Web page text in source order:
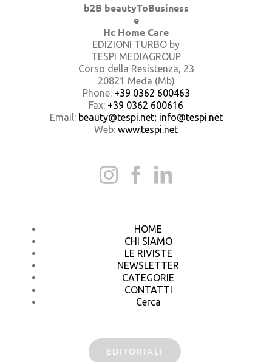
b2B beautyToBusiness
e
Hc Home Care
EDIZIONI TURBO by
TESPI MEDIAGROUP
Corso della Resistenza, 23
20821 Meda (Mb)
Phone: +39 0362 600463
Fax: +39 0362 600616
Email: beauty@tespi.net; info@tespi.net
Web: www.tespi.net
HOME
CHI SIAMO
LE RIVISTE
NEWSLETTER
CATEGORIE
CONTATTI
Cerca
EDITORIALI